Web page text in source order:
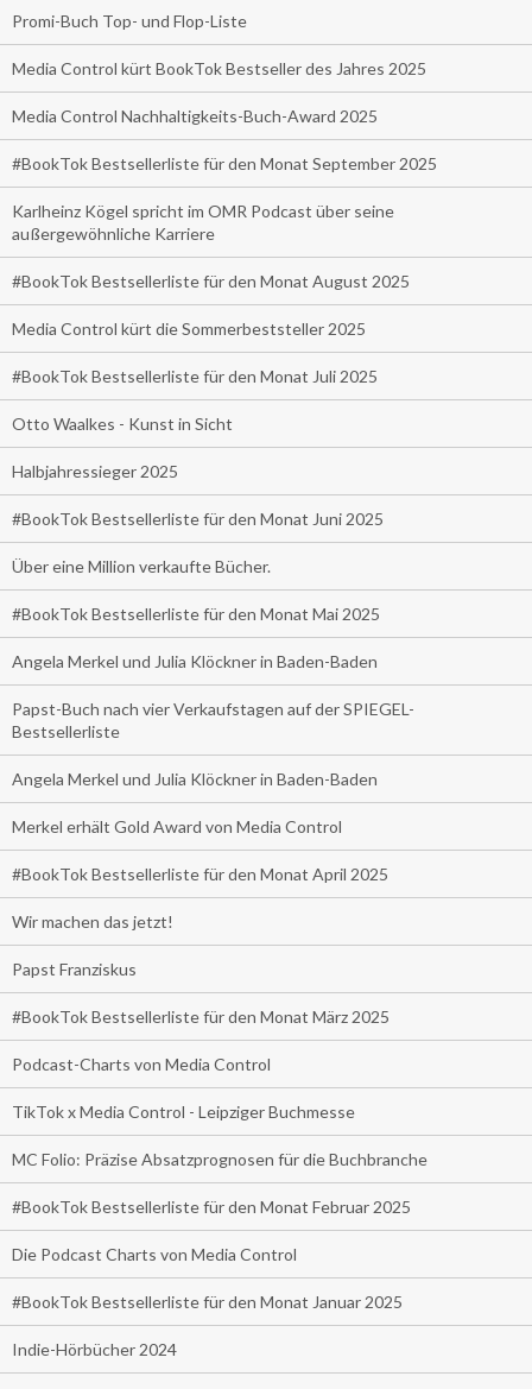
Promi-Buch Top- und Flop-Liste
Media Control kürt BookTok Bestseller des Jahres 2025
Media Control Nachhaltigkeits-Buch-Award 2025
#BookTok Bestsellerliste für den Monat September 2025
Karlheinz Kögel spricht im OMR Podcast über seine
außergewöhnliche Karriere
#BookTok Bestsellerliste für den Monat August 2025
Media Control kürt die Sommerbeststeller 2025
#BookTok Bestsellerliste für den Monat Juli 2025
Otto Waalkes - Kunst in Sicht
Halbjahressieger 2025
#BookTok Bestsellerliste für den Monat Juni 2025
Über eine Million verkaufte Bücher.
#BookTok Bestsellerliste für den Monat Mai 2025
Angela Merkel und Julia Klöckner in Baden-Baden
Papst-Buch nach vier Verkaufstagen auf der SPIEGEL-
Bestsellerliste
Angela Merkel und Julia Klöckner in Baden-Baden
Merkel erhält Gold Award von Media Control
#BookTok Bestsellerliste für den Monat April 2025
Wir machen das jetzt!
Papst Franziskus
#BookTok Bestsellerliste für den Monat März 2025
Podcast-Charts von Media Control
TikTok x Media Control - Leipziger Buchmesse
MC Folio: Präzise Absatzprognosen für die Buchbranche
#BookTok Bestsellerliste für den Monat Februar 2025
Die Podcast Charts von Media Control
#BookTok Bestsellerliste für den Monat Januar 2025
Indie-Hörbücher 2024